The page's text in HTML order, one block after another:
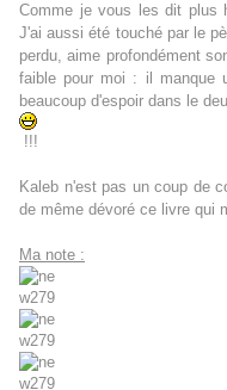
Comme je vous les dit plus
J'ai aussi été touché par le
perdu, aime profondément
faible pour moi : il manque
beaucoup d'espoir dans le
!!!
Kaleb n'est pas un coup de
de même dévoré ce livre qui
Ma note :